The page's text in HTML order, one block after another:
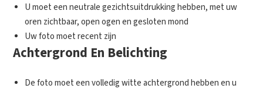
U moet een neutrale gezichtsuitdrukking hebben, met uw
oren zichtbaar, open ogen en gesloten mond
Uw foto moet recent zijn
Achtergrond En Belichting
De foto moet een volledig witte achtergrond hebben en u